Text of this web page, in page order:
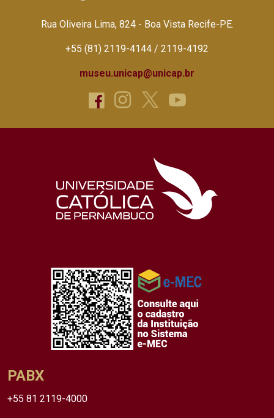
Rua Oliveira Lima, 824 - Boa Vista Recife-PE.
+55 (81) 2119-4144 / 2119-4192
museu.unicap@unicap.br
PABX
+55 81 2119-4000